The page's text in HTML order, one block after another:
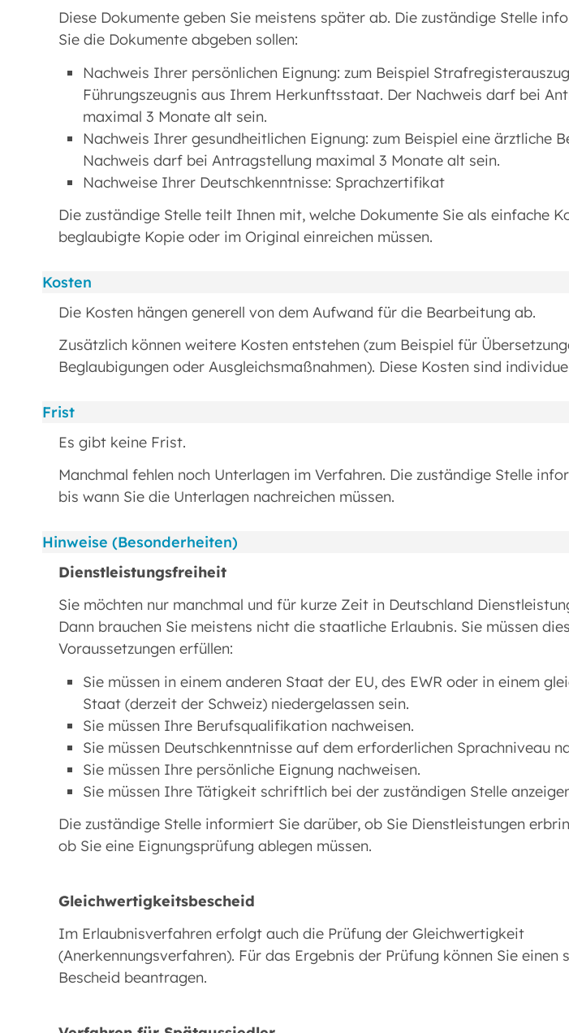
Diese Dokumente geben Sie meistens später ab. Die zuständige Stelle
Sie die Dokumente abgeben sollen:
Nachweis Ihrer persönlichen Eignung: zum Beispiel
Führungszeugnis aus Ihrem Herkunftsstaat. Der Nachweis darf bei
maximal 3 Monate alt sein.
Nachweis Ihrer gesundheitlichen Eignung: zum Beispiel eine ärztliche
Nachweis darf bei Antragstellung maximal 3 Monate alt sein.
Nachweise Ihrer Deutschkenntnisse: Sprachzertifikat
Die zuständige Stelle teilt Ihnen mit, welche Dokumente Sie als einfache
beglaubigte Kopie oder im Original einreichen müssen.
Kosten
Die Kosten hängen generell von dem Aufwand für die Bearbeitung ab.
Zusätzlich können weitere Kosten entstehen (zum Beispiel für
Beglaubigungen oder Ausgleichsmaßnahmen). Diese Kosten sind
Frist
Es gibt keine Frist.
Manchmal fehlen noch Unterlagen im Verfahren. Die zuständige Stelle
bis wann Sie die Unterlagen nachreichen müssen.
Hinweise (Besonderheiten)
Dienstleistungsfreiheit
Sie möchten nur manchmal und für kurze Zeit in Deutschland
Dann brauchen Sie meistens nicht die staatliche Erlaubnis. Sie müssen
Voraussetzungen erfüllen:
Sie müssen in einem anderen Staat der EU, des EWR oder in einem
Staat (derzeit der Schweiz) niedergelassen sein.
Sie müssen Ihre Berufsqualifikation nachweisen.
Sie müssen Deutschkenntnisse auf dem erforderlichen Sprachniveau
Sie müssen Ihre persönliche Eignung nachweisen.
Sie müssen Ihre Tätigkeit schriftlich bei der zuständigen Stelle
Die zuständige Stelle informiert Sie darüber, ob Sie Dienstleistungen
ob Sie eine Eignungsprüfung ablegen müssen.
Gleichwertigkeitsbescheid
Im Erlaubnisverfahren erfolgt auch die Prüfung der Gleichwertigkeit
(Anerkennungsverfahren). Für das Ergebnis der Prüfung können Sie einen
Bescheid beantragen.